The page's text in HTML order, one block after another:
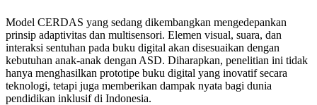
Model CERDAS yang sedang dikembangkan mengedepankan
prinsip adaptivitas dan multisensori. Elemen visual, suara, dan
interaksi sentuhan pada buku digital akan disesuaikan dengan
kebutuhan anak-anak dengan ASD. Diharapkan, penelitian ini tidak
hanya menghasilkan prototipe buku digital yang inovatif secara
teknologi, tetapi juga memberikan dampak nyata bagi dunia
pendidikan inklusif di Indonesia.